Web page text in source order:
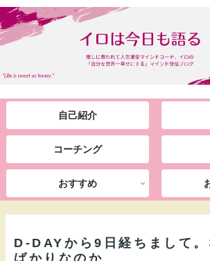
自己紹介
コーチング
おすすめ
D-DAYから9日経ちまして。
ばかりなのか